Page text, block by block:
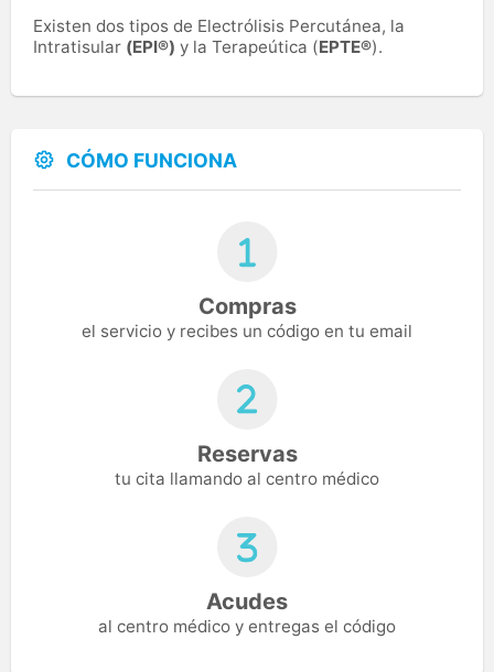
Existen dos tipos de Electrólisis Percutánea, la
Intratisular (EPI®) y la Terapeútica (EPTE®).
CÓMO FUNCIONA
Compras
el servicio y recibes un código en tu email
Reservas
tu cita llamando al centro médico
Acudes
al centro médico y entregas el código